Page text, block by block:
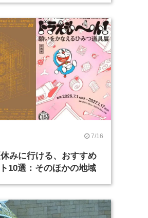
7/16
みに行ける、おすすめ
10選：そのほかの地域